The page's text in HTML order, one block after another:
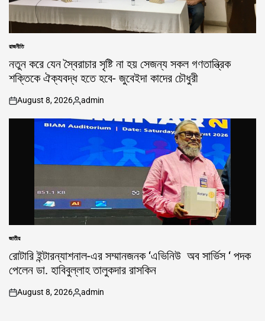
POSTED
রাজনীতি
নতুন করে যেন স্বৈরাচার সৃষ্টি না হয় সেজন্য সকল গণতান্ত্রিক
শক্তিকে ঐক্যবদ্ধ হতে হবে- জুবেইদা কাদের চৌধুরী
on
August 8, 2026
Posted
by
admin
POSTED
জাতীয়
রোটারি ইন্টারন্যাশনাল-এর সম্মানজনক ‘এভিনিউ অব সার্ভিস ‘ পদক
পেলেন ডা. হাবিবুল্লাহ তালুকদার রাসকিন
on
August 8, 2026
Posted
admin